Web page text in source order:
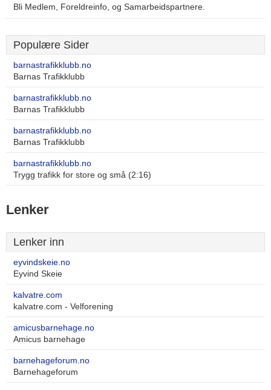
Bli Medlem, Foreldreinfo, og Samarbeidspartnere.
Populære Sider
barnastrafikklubb.no
Barnas Trafikklubb
barnastrafikklubb.no
Barnas Trafikklubb
barnastrafikklubb.no
Barnas Trafikklubb
barnastrafikklubb.no
Trygg trafikk for store og små (2:16)
Lenker
Lenker inn
eyvindskeie.no
Eyvind Skeie
kalvatre.com
kalvatre.com - Velforening
amicusbarnehage.no
Amicus barnehage
barnehageforum.no
Barnehageforum